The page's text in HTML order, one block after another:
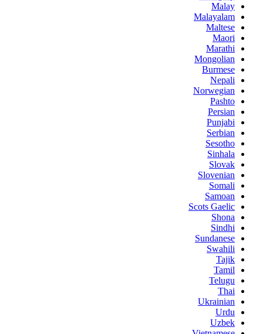
Malay
Malayalam
Maltese
Maori
Marathi
Mongolian
Burmese
Nepali
Norwegian
Pashto
Persian
Punjabi
Serbian
Sesotho
Sinhala
Slovak
Slovenian
Somali
Samoan
Scots Gaelic
Shona
Sindhi
Sundanese
Swahili
Tajik
Tamil
Telugu
Thai
Ukrainian
Urdu
Uzbek